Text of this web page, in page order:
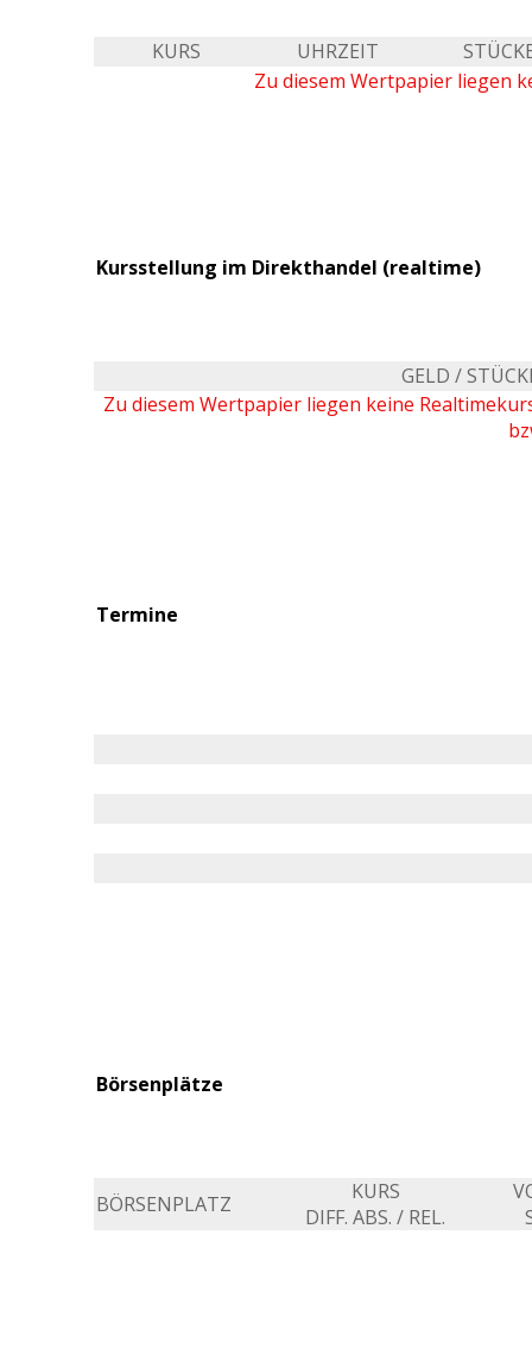
KURS UHRZEIT
Zu diesem Wertpapier liegen
Kursstellung im Direkthandel (realtime)
GELD /
Zu diesem Wertpapier liegen keine
Termine
Börsenplätze
BÖRSENPLATZ
KURS
DIFF. ABS. / REL.